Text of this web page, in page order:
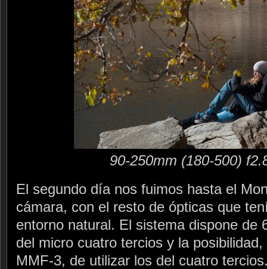
90-250mm (180-500)
El segundo día nos fuimos hasta el
cámara, con el resto de ópticas que
entorno natural. El sistema dispone de
del micro cuatro tercios y la
MMF-3, de utilizar los del cuatro